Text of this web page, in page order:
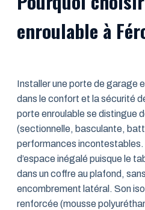
enroulable à
Installer une porte de garage
dans le confort et la sécurité
porte enroulable se distingue
(sectionnelle, basculante,
performances incontestables.
d’espace inégalé puisque le
dans un coffre au plafond,
encombrement latéral. Son
renforcée (mousse